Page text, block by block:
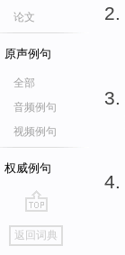
论文
原声例句
全部
音频例句
视频例句
权威例句
go
top
返回词典